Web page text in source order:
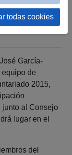
García-
equipo de
2015,
junto al Consejo
lugar en el
del
todas cookies